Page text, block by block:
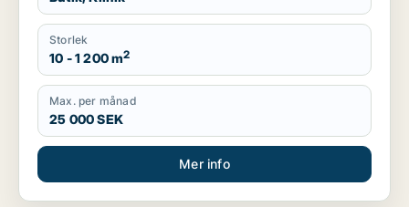
Storlek
10 - 1 200 m2
Max. per månad
25 000 SEK
Mer info